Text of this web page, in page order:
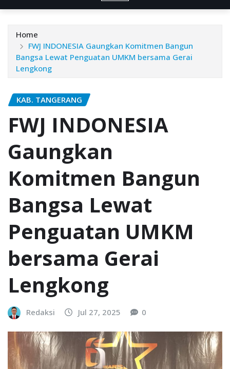
Home
FWJ INDONESIA Gaungkan Komitmen Bangun
Bangsa Lewat Penguatan UMKM bersama Gerai
Lengkong
KAB. TANGERANG
FWJ INDONESIA
Gaungkan
Komitmen Bangun
Bangsa Lewat
Penguatan UMKM
bersama Gerai
Lengkong
Redaksi Jul 27, 2025 0